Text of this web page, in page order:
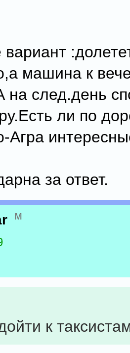
машина к
на след.день
ли по
Агра
за ответ.
м
к